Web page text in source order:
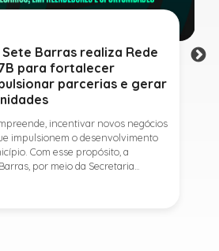
Barras realiza Rede
para fortalecer
parcerias e gerar
incentivar novos negócios
impulsionem o desenvolvimento
Com esse propósito, a
por meio da Secretaria
e Desenvolvimento Econômico,
terça-feira (11) a Rede de Negócios